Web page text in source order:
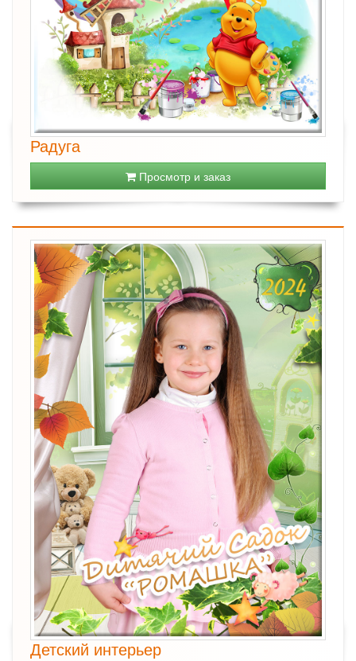
Радуга
Просмотр и заказ
Детский интерьер